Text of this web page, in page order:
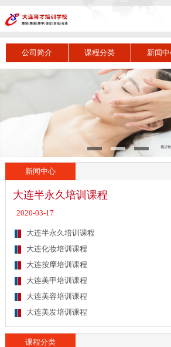
公司简介 课程分类 新闻
新闻中心
大连半永久培训课程
2020-03-17
大连半永久培训课程
大连化妆培训课程
大连按摩培训课程
大连美甲培训课程
大连美容培训课程
大连美发培训课程
课程分类